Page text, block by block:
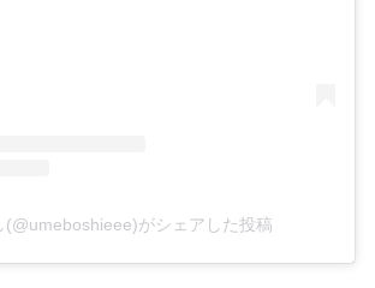
(@umeboshieee)がシェアした投稿